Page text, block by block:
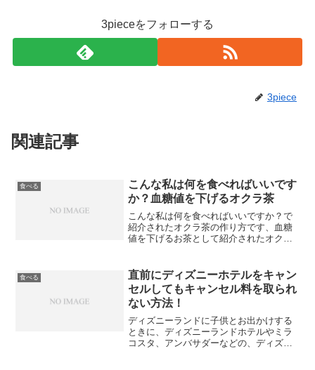
3pieceをフォローする
3piece
関連記事
食べる
こんな私は何を食べればいいです
か？血糖値を下げるオクラ茶
こんな私は何を食べればいいですか？で
紹介されたオクラ茶の作り方です、血糖
値を下げるお茶として紹介されたオクラ
食べる
直前にディズニーホテルをキャン
セルしてもキャンセル料を取られ
ない方法！
ディズニーランドに子供とお出かけする
ときに、ディズニーランドホテルやミラ
コスタ、アンバサダーなどの、ディズニ